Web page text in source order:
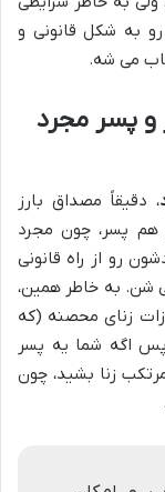
به شکل قانونی و
می شه.
و پسر مجرد
، دقیقاً مصداق بارز
پسر، چون مجرد
رو از راه قانونی
شن. به خاطر همین،
زنای محصنه (که
پس اگه شما یه پسر
زنا بشید، چون